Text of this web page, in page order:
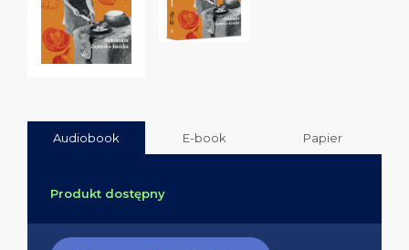
Audiobook E-book Papier
Produkt dostępny